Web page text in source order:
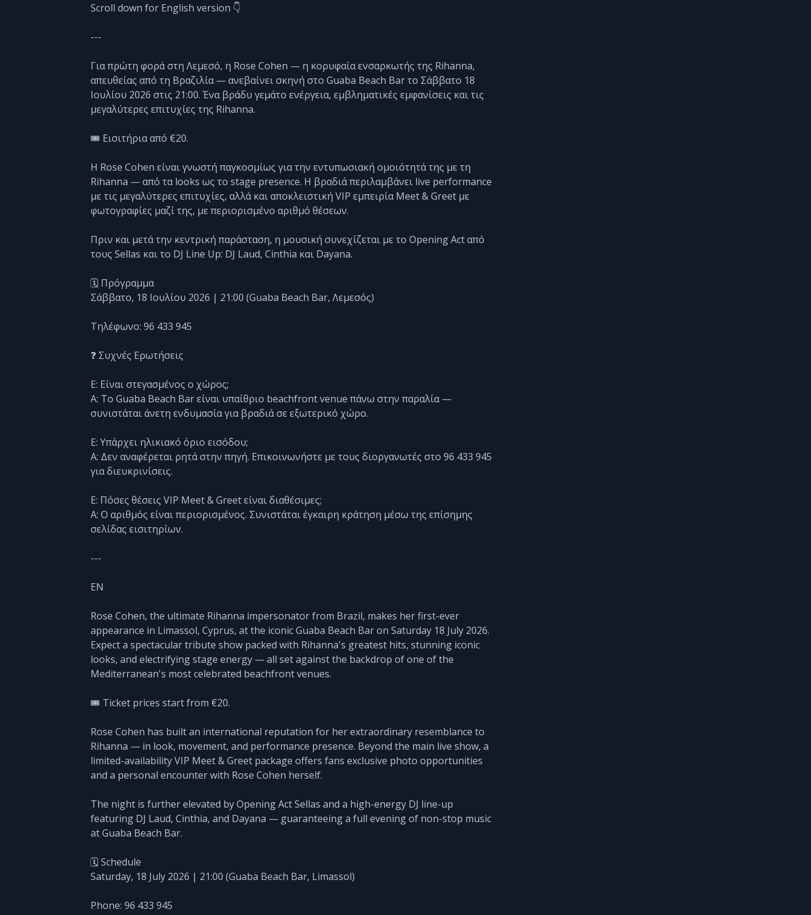
Scroll down for English version 👇
---
Για πρώτη φορά στη Λεμεσό, η Rose Cohen — η κορυφαία ενσαρκωτής της Rihanna,
απευθείας από τη Βραζιλία — ανεβαίνει σκηνή στο Guaba Beach Bar το Σάββατο 18
Ιουλίου 2026 στις 21:00. Ένα βράδυ γεμάτο ενέργεια, εμβληματικές εμφανίσεις και τις
μεγαλύτερες επιτυχίες της Rihanna.
🎟️ Εισιτήρια από €20.
Η Rose Cohen είναι γνωστή παγκοσμίως για την εντυπωσιακή ομοιότητά της με τη
Rihanna — από τα looks ως το stage presence. Η βραδιά περιλαμβάνει live performance
με τις μεγαλύτερες επιτυχίες, αλλά και αποκλειστική VIP εμπειρία Meet & Greet με
φωτογραφίες μαζί της, με περιορισμένο αριθμό θέσεων.
Πριν και μετά την κεντρική παράσταση, η μουσική συνεχίζεται με το Opening Act από
τους Sellas και το DJ Line Up: DJ Laud, Cinthia και Dayana.
🗓️ Πρόγραμμα
Σάββατο, 18 Ιουλίου 2026 | 21:00 (Guaba Beach Bar, Λεμεσός)
Τηλέφωνο: 96 433 945
❓ Συχνές Ερωτήσεις
Ε: Είναι στεγασμένος ο χώρος;
Α: Το Guaba Beach Bar είναι υπαίθριο beachfront venue πάνω στην παραλία —
συνιστάται άνετη ενδυμασία για βραδιά σε εξωτερικό χώρο.
Ε: Υπάρχει ηλικιακό όριο εισόδου;
Α: Δεν αναφέρεται ρητά στην πηγή. Επικοινωνήστε με τους διοργανωτές στο 96 433 945
για διευκρινίσεις.
Ε: Πόσες θέσεις VIP Meet & Greet είναι διαθέσιμες;
Α: Ο αριθμός είναι περιορισμένος. Συνιστάται έγκαιρη κράτηση μέσω της επίσημης
σελίδας εισιτηρίων.
---
EN
Rose Cohen, the ultimate Rihanna impersonator from Brazil, makes her first-ever
appearance in Limassol, Cyprus, at the iconic Guaba Beach Bar on Saturday 18 July 2026.
Expect a spectacular tribute show packed with Rihanna's greatest hits, stunning iconic
looks, and electrifying stage energy — all set against the backdrop of one of the
Mediterranean's most celebrated beachfront venues.
🎟️ Ticket prices start from €20.
Rose Cohen has built an international reputation for her extraordinary resemblance to
Rihanna — in look, movement, and performance presence. Beyond the main live show, a
limited-availability VIP Meet & Greet package offers fans exclusive photo opportunities
and a personal encounter with Rose Cohen herself.
The night is further elevated by Opening Act Sellas and a high-energy DJ line-up
featuring DJ Laud, Cinthia, and Dayana — guaranteeing a full evening of non-stop music
at Guaba Beach Bar.
🗓️ Schedule
Saturday, 18 July 2026 | 21:00 (Guaba Beach Bar, Limassol)
Phone: 96 433 945